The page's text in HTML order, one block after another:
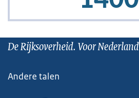
De Rijksoverheid. Voor Nederland
Andere talen